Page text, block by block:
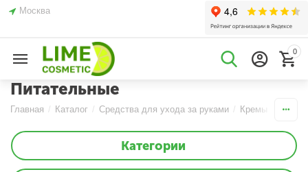
Москва
0
Питательные
Главная / Каталог / Средства для ухода за руками / Кремы
Категории